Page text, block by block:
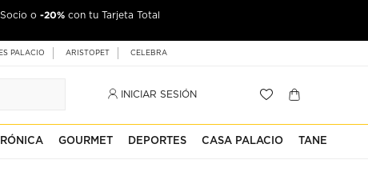
o -20% con tu Tarjeta Total
PALACIO ARISTOPET CELEBRA
INICIAR SESIÓN
GOURMET DEPORTES CASA PALACIO TANE